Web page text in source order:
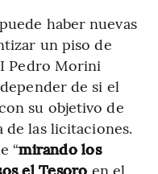
haber nuevas
un piso de
Pedro Morini
de si el
su objetivo de
de las licitaciones.
“mirando los
el Tesoro en el